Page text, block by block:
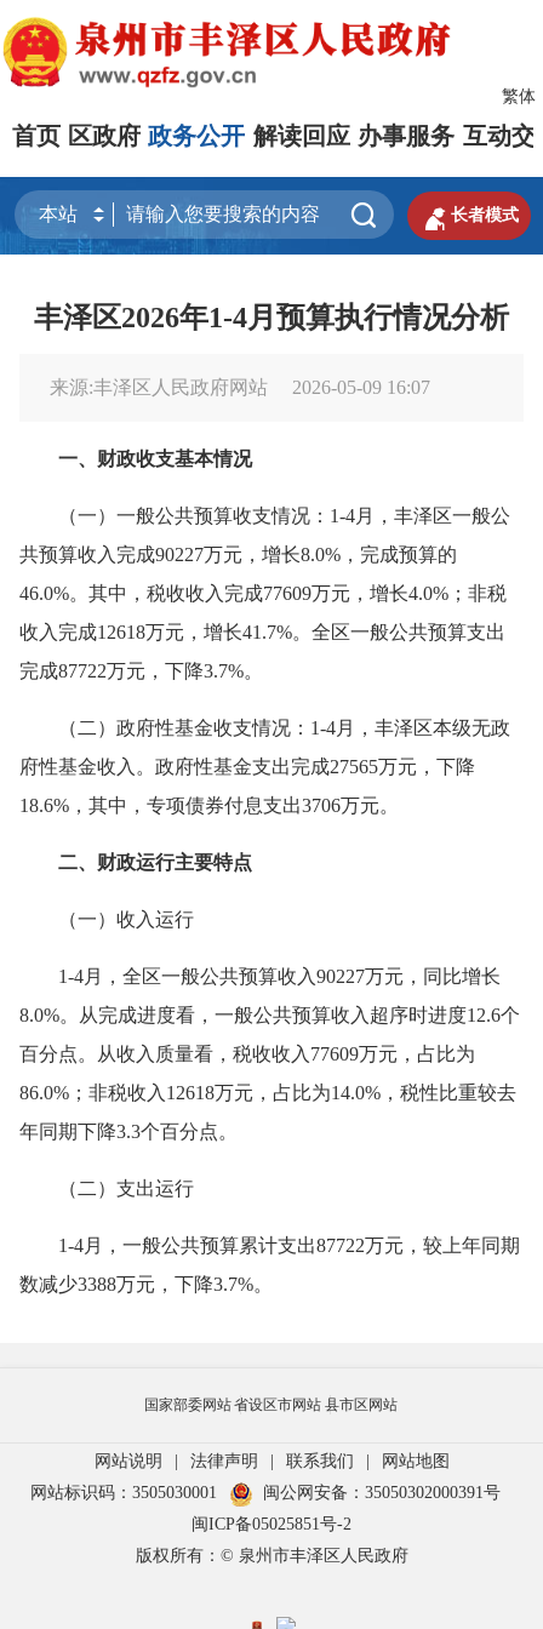
繁体
首页 区政府 政务公开 解读回应 办事服务 互动交
  长者模式
丰泽区2026年1-4月预算执行情况分析
来源:丰泽区人民政府网站 2026-05-09 16:07
一、财政收支基本情况
（一）一般公共预算收支情况：1-4月，丰泽区一般公
共预算收入完成90227万元，增长8.0%，完成预算的
46.0%。其中，税收收入完成77609万元，增长4.0%；非税
收入完成12618万元，增长41.7%。全区一般公共预算支出
完成87722万元，下降3.7%。
（二）政府性基金收支情况：1-4月，丰泽区本级无政
府性基金收入。政府性基金支出完成27565万元，下降
18.6%，其中，专项债券付息支出3706万元。
二、财政运行主要特点
（一）收入运行
1-4月，全区一般公共预算收入90227万元，同比增长
8.0%。从完成进度看，一般公共预算收入超序时进度12.6个
百分点。从收入质量看，税收收入77609万元，占比为
86.0%；非税收入12618万元，占比为14.0%，税性比重较去
年同期下降3.3个百分点。
（二）支出运行
1-4月，一般公共预算累计支出87722万元，较上年同期
数减少3388万元，下降3.7%。
国家部委网站省设区市网站 县市区网站
网站说明 | 法律声明 | 联系我们 |
网站地图
网站标识码：3505030001
闽公网安备：35050302000391号
闽ICP备05025851号-2
版权所有：© 泉州市丰泽区人民政府